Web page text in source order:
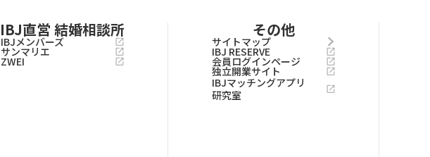
IBJ直営 結婚相談所
IBJメンバーズ
サンマリエ
ZWEI
その他
サイトマップ
IBJ RESERVE
会員ログインページ
独立開業サイト
IBJマッチングアプリ
研究室